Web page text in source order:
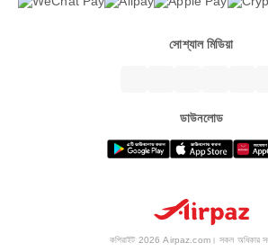
সোশ্যাল মিডিয়া
ডাউনলোড
কপিরাইট 2026 Airpaz.com। সকল অধিকার